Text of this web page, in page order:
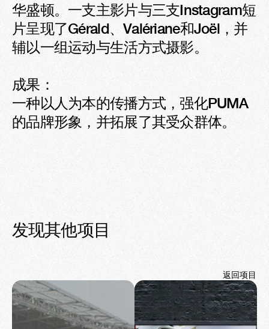
华盛顿。一支主影片与三支Instagram短
片呈现了Gérald、Valériane和Joël，并
辅以一组运动与生活方式摄影。
成果：
一种以人为本的传播方式，强化PUMA
的品牌形象，并拓展了其受众群体。
发现其他项目
返回项目